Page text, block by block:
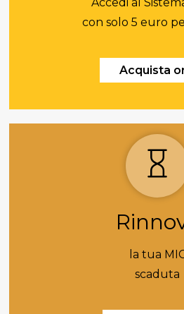
con solo 5 euro
Acquista
la tua
scaduta